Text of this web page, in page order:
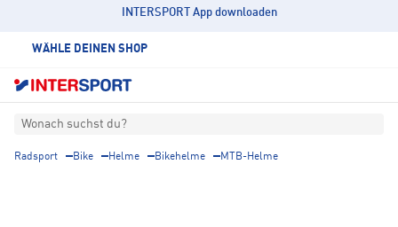
INTERSPORT App downloaden
WÄHLE DEINEN SHOP
Wonach suchst du?
Radsport Bike Helme Bikehelme MTB-Helme